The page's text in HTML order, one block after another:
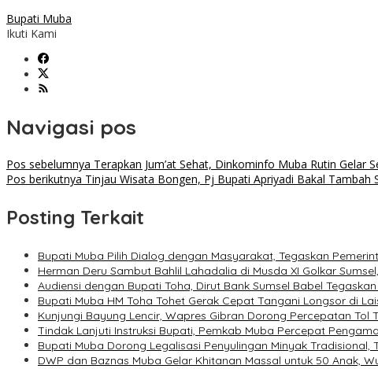
Bupati Muba
Ikuti Kami
Navigasi pos
Pos sebelumnya Terapkan Jum’at Sehat, Dinkominfo Muba Rutin Gelar
Pos berikutnya Tinjau Wisata Bongen, Pj Bupati Apriyadi Bakal Tambah
Posting Terkait
Bupati Muba Pilih Dialog dengan Masyarakat, Tegaskan
Herman Deru Sambut Bahlil Lahadalia di Musda XI Golkar
Audiensi dengan Bupati Toha, Dirut Bank Sumsel Babel
Bupati Muba HM Toha Tohet Gerak Cepat Tangani Longsor di
Kunjungi Bayung Lencir, Wapres Gibran Dorong Percepatan Tol
Tindak Lanjuti Instruksi Bupati, Pemkab Muba Percepat
Bupati Muba Dorong Legalisasi Penyulingan Minyak
DWP dan Baznas Muba Gelar Khitanan Massal untuk 50 Anak,